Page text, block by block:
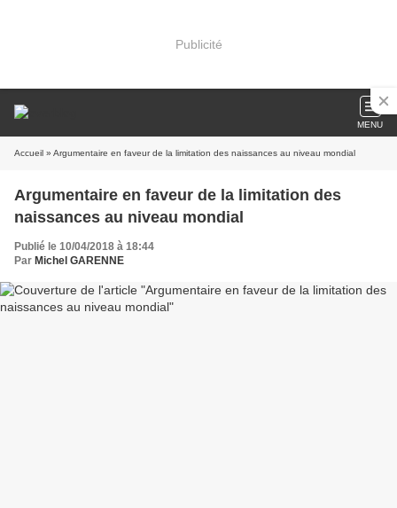
Publicité
MENU
Accueil » Argumentaire en faveur de la limitation des naissances au niveau mondial
Argumentaire en faveur de la limitation des
naissances au niveau mondial
Publié le 10/04/2018 à 18:44
Par Michel GARENNE